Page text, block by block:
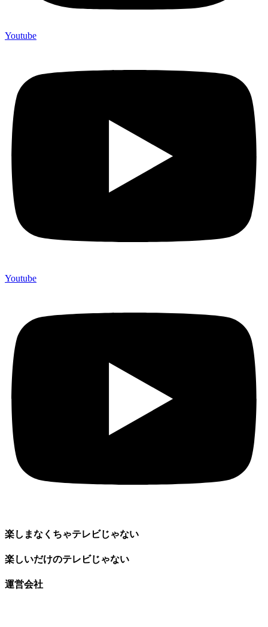
Youtube
Youtube
楽しまなくちゃテレビじゃない
楽しいだけのテレビじゃない
運営会社